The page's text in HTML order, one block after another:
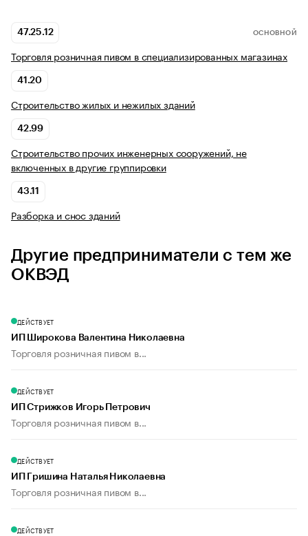
47.25.12 ОСНОВНОЙ
Торговля розничная пивом в специализированных магазинах
41.20
Строительство жилых и нежилых зданий
42.99
Строительство прочих инженерных сооружений, не
включенных в другие группировки
43.11
Разборка и снос зданий
Другие предприниматели с тем же
ОКВЭД
ДЕЙСТВУЕТ
ИП Широкова Валентина Николаевна
Торговля розничная пивом в...
ДЕЙСТВУЕТ
ИП Стрижков Игорь Петрович
Торговля розничная пивом в...
ДЕЙСТВУЕТ
ИП Гришина Наталья Николаевна
Торговля розничная пивом в...
ДЕЙСТВУЕТ